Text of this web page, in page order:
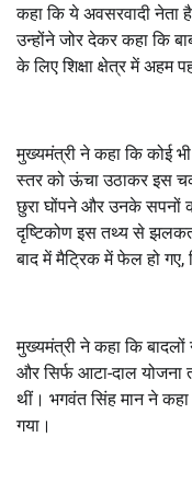
कहा कि ये अवसरवादी नेता
उन्होंने जोर देकर कहा कि
के लिए शिक्षा क्षेत्र में अहम
मुख्यमंत्री ने कहा कि कोई
स्तर को ऊंचा उठाकर इस
छुरा घोंपने और उनके सपनों
दृष्टिकोण इस तथ्य से
बाद में मैट्रिक में फेल हो गए,
मुख्यमंत्री ने कहा कि बादलों
और सिर्फ आटा-दाल योजना
थीं। भगवंत सिंह मान ने कहा
गया।